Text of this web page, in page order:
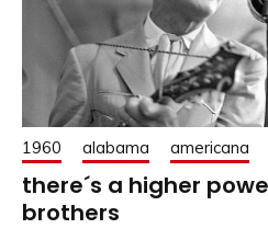
1960 alabama americana
there´s a higher
brothers